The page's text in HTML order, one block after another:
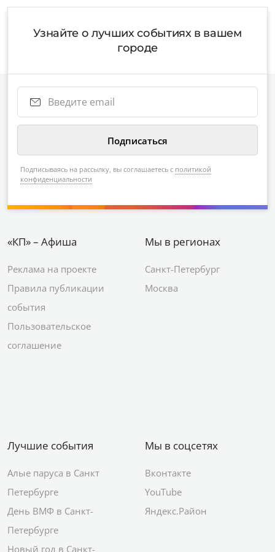
Узнайте о лучших событиях в вашем
городе
Подписываясь на рассылку, вы соглашаетесь с политикой
конфиденциальности
«КП» – Афиша
Реклама на проекте
Правила публикации
события
Пользовательское
соглашение
Мы в регионах
Санкт-Петербург
Москва
Лучшие события
Алые паруса в Санкт
Петербурге
День ВМФ в Санкт-
Петербурге
Новый год в Санкт-
Мы в соцсетях
Вконтакте
YouTube
Яндекс.Район